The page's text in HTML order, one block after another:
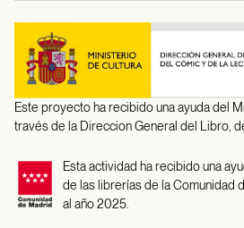
Este proyecto ha recibido una ayuda del
través de la Direccion General del Libro,
Esta actividad ha recibido una
de las librerías de la Comunidad
al año 2025.